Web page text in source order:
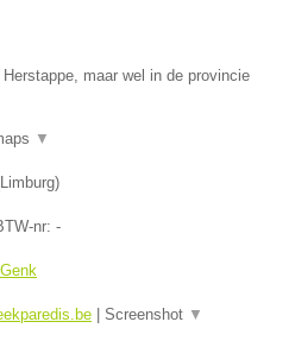
maar wel in de provincie
▼
Limburg)
nr: -
Screenshot ▼